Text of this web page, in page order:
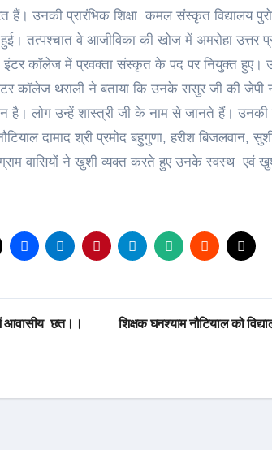
हैं। उनकी प्रारंभिक शिक्षा कमल संस्कृत विद्यालय
तत्पश्चात वे आजीविका की खोज में अमरोहा उत्तर
इंटर कॉलेज में प्रवक्ता संस्कृत के पद पर नियुक्त
कॉलेज थराली ने बताया कि उनके ससुर जी की
है। लोग उन्हें शास्त्री जी के नाम से जानते हैं। उनकी
दामाद श्री प्रमोद बहुगुणा, हरीश बिजलवान,
वासियों ने खुशी व्यक्त करते हुए उनके स्वस्थ एवं
आवासीय छत।। शिक्षक घनश्याम नौटियाल को